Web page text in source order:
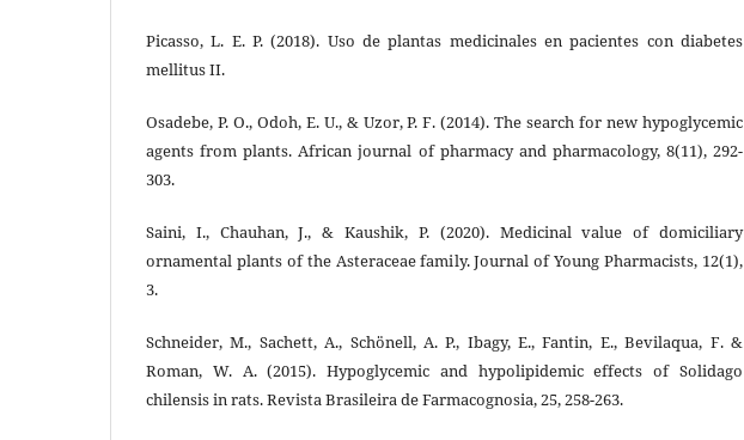
Picasso, L. E. P. (2018). Uso de plantas medicinales en pacientes con diabetes
mellitus II.
Osadebe, P. O., Odoh, E. U., & Uzor, P. F. (2014). The search for new hypoglycemic
agents from plants. African journal of pharmacy and pharmacology, 8(11), 292-
303.
Saini, I., Chauhan, J., & Kaushik, P. (2020). Medicinal value of domiciliary
ornamental plants of the Asteraceae family. Journal of Young Pharmacists, 12(1),
3.
Schneider, M., Sachett, A., Schönell, A. P., Ibagy, E., Fantin, E., Bevilaqua, F. &
Roman, W. A. (2015). Hypoglycemic and hypolipidemic effects of Solidago
chilensis in rats. Revista Brasileira de Farmacognosia, 25, 258-263.